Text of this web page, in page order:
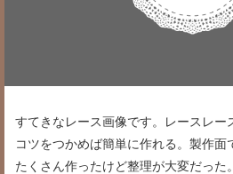
すてきなレース画像です。レースレー
コツをつかめば簡単に作れる。製作面
たくさん作ったけど整理が大変だった